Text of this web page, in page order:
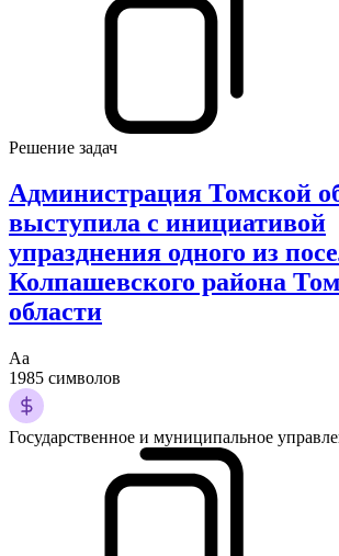
Решение задач
Администрация Томской
выступила с инициативой
упразднения одного из
Колпашевского района
области
Аа
1985 символов
Государственное и муниципальное